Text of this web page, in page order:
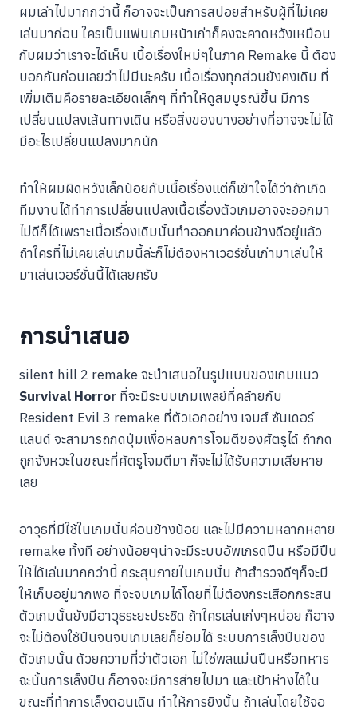
ผมเล่าไปมากกว่านี้ ก็อาจจะเป็นการสปอยสำหรับผู้ที่ไม่เคย
เล่นมาก่อน ใครเป็นแฟนเกมหน้าเก่าก็คงจะคาดหวังเหมือน
กับผมว่าเราจะได้เห็น เนื้อเรื่องใหม่ๆในภาค Remake นี้ ต้อง
บอกกันก่อนเลยว่าไม่มีนะครับ เนื้อเรื่องทุกส่วนยังคงเดิม ที่
เพิ่มเติมคือรายละเอียดเล็กๆ ที่ทำให้ดูสมบูรณ์ขึ้น มีการ
เปลี่ยนแปลงเส้นทางเดิน หรือสิ่งของบางอย่างที่อาจจะไม่ได้
มีอะไรเปลี่ยนแปลงมากนัก
ทำให้ผมผิดหวังเล็กน้อยกับเนื้อเรื่องแต่ก็เข้าใจได้ว่าถ้าเกิด
ทีมงานได้ทำการเปลี่ยนแปลงเนื้อเรื่องตัวเกมอาจจะออกมา
ไม่ดีก็ได้เพราะเนื้อเรื่องเดิมนั้นทำออกมาค่อนข้างดีอยู่แล้ว
ถ้าใครที่ไม่เคยเล่นเกมนี้ล่ะก็ไม่ต้องหาเวอร์ชั่นเก่ามาเล่นให้
มาเล่นเวอร์ชั่นนี้ได้เลยครับ
การนำเสนอ
silent hill 2 remake จะนำเสนอในรูปแบบของเกมแนว
Survival Horror ที่จะมีระบบเกมเพลย์ที่คล้ายกับ
Resident Evil 3 remake ที่ตัวเอกอย่าง เจมส์ ซันเดอร์
แลนด์ จะสามารถกดปุ่มเพื่อหลบการโจมตีของศัตรูได้ ถ้ากด
ถูกจังหวะในขณะที่ศัตรูโจมตีมา ก็จะไม่ได้รับความเสียหาย
เลย
อาวุธที่มีใช้ในเกมนั้นค่อนข้างน้อย และไม่มีความหลากหลาย
remake ทั้งที อย่างน้อยๆน่าจะมีระบบอัพเกรดปืน หรือมีปืน
ให้ได้เล่นมากกว่านี้ กระสุนภายในเกมนั้น ถ้าสำรวจดีๆก็จะมี
ให้เก็บอยู่มากพอ ที่จะจบเกมได้โดยที่ไม่ต้องกระเสือกกระสน
ตัวเกมนั้นยังมีอาวุธระยะประชิด ถ้าใครเล่นเก่งๆหน่อย ก็อาจ
จะไม่ต้องใช้ปืนจนจบเกมเลยก็ย่อมได้ ระบบการเล็งปืนของ
ตัวเกมนั้น ด้วยความที่ว่าตัวเอก ไม่ใช่พลแม่นปืนหรือทหาร
ฉะนั้นการเล็งปืน ก็อาจจะมีการส่ายไปมา และเป้าห่างได้ใน
ขณะที่ทำการเล็งตอนเดิน ทำให้การยิงนั้น ถ้าเล่นโดยใช้จอ